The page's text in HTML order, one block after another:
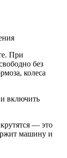
При
без
колеса
включить
— это
машину и